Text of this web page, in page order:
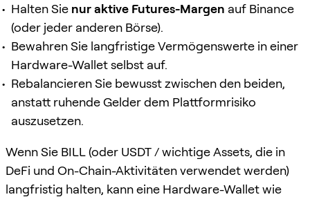
Halten Sie nur aktive Futures-Margen auf Binance
(oder jeder anderen Börse).
Bewahren Sie langfristige Vermögenswerte in einer
Hardware-Wallet selbst auf.
Rebalancieren Sie bewusst zwischen den beiden,
anstatt ruhende Gelder dem Plattformrisiko
auszusetzen.
Wenn Sie BILL (oder USDT / wichtige Assets, die in
DeFi und On-Chain-Aktivitäten verwendet werden)
langfristig halten, kann eine Hardware-Wallet wie